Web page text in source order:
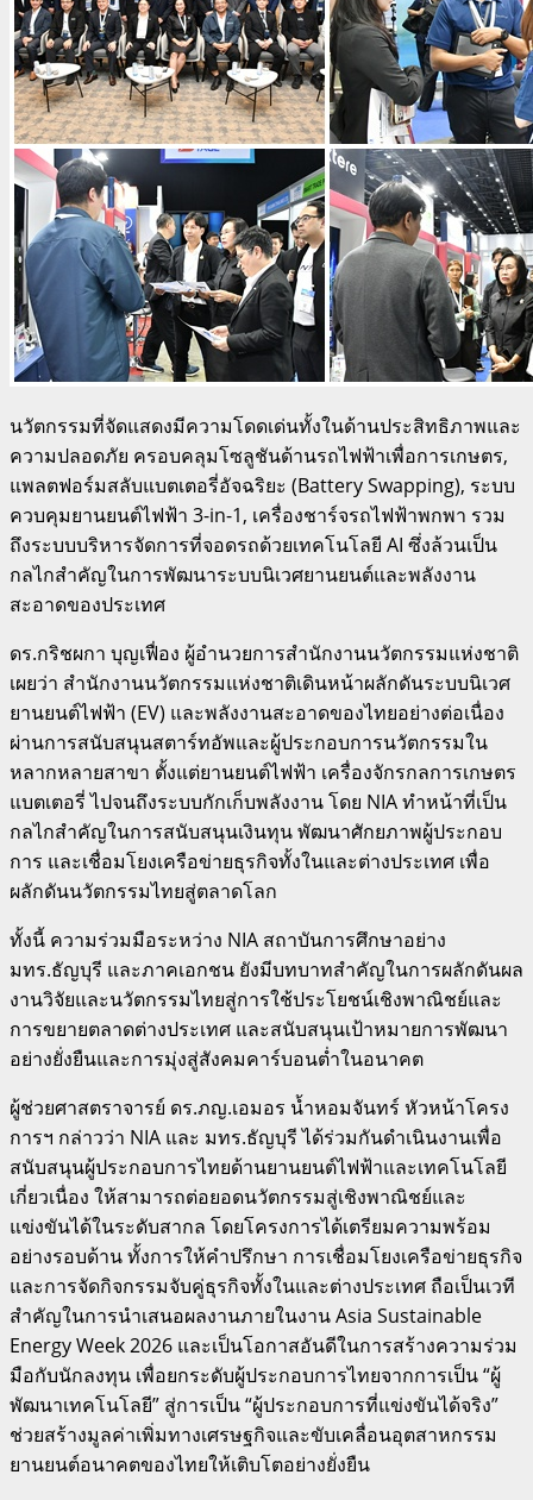
นวัตกรรมที่จัดแสดงมีความโดดเด่นทั้งในด้านประสิทธิภาพและ
ความปลอดภัย ครอบคลุมโซลูชันด้านรถไฟฟ้าเพื่อการเกษตร,
แพลตฟอร์มสลับแบตเตอรี่อัจฉริยะ (Battery Swapping), ระบบ
ควบคุมยานยนต์ไฟฟ้า 3-in-1, เครื่องชาร์จรถไฟฟ้าพกพา รวม
ถึงระบบบริหารจัดการที่จอดรถด้วยเทคโนโลยี AI ซึ่งล้วนเป็น
กลไกสำคัญในการพัฒนาระบบนิเวศยานยนต์และพลังงาน
สะอาดของประเทศ
ดร.กริชผกา บุญเฟื่อง ผู้อำนวยการสำนักงานนวัตกรรมแห่งชาติ
เผยว่า สำนักงานนวัตกรรมแห่งชาติเดินหน้าผลักดันระบบนิเวศ
ยานยนต์ไฟฟ้า (EV) และพลังงานสะอาดของไทยอย่างต่อเนื่อง
ผ่านการสนับสนุนสตาร์ทอัพและผู้ประกอบการนวัตกรรมใน
หลากหลายสาขา ตั้งแต่ยานยนต์ไฟฟ้า เครื่องจักรกลการเกษตร
แบตเตอรี่ ไปจนถึงระบบกักเก็บพลังงาน โดย NIA ทำหน้าที่เป็น
กลไกสำคัญในการสนับสนุนเงินทุน พัฒนาศักยภาพผู้ประกอบ
การ และเชื่อมโยงเครือข่ายธุรกิจทั้งในและต่างประเทศ เพื่อ
ผลักดันนวัตกรรมไทยสู่ตลาดโลก
ทั้งนี้ ความร่วมมือระหว่าง NIA สถาบันการศึกษาอย่าง
มทร.ธัญบุรี และภาคเอกชน ยังมีบทบาทสำคัญในการผลักดันผล
งานวิจัยและนวัตกรรมไทยสู่การใช้ประโยชน์เชิงพาณิชย์และ
การขยายตลาดต่างประเทศ และสนับสนุนเป้าหมายการพัฒนา
อย่างยั่งยืนและการมุ่งสู่สังคมคาร์บอนต่ำในอนาคต
ผู้ช่วยศาสตราจารย์ ดร.ภญ.เอมอร น้ำหอมจันทร์ หัวหน้าโครง
การฯ กล่าวว่า NIA และ มทร.ธัญบุรี ได้ร่วมกันดำเนินงานเพื่อ
สนับสนุนผู้ประกอบการไทยด้านยานยนต์ไฟฟ้าและเทคโนโลยี
เกี่ยวเนื่อง ให้สามารถต่อยอดนวัตกรรมสู่เชิงพาณิชย์และ
แข่งขันได้ในระดับสากล โดยโครงการได้เตรียมความพร้อม
อย่างรอบด้าน ทั้งการให้คำปรึกษา การเชื่อมโยงเครือข่ายธุรกิจ
และการจัดกิจกรรมจับคู่ธุรกิจทั้งในและต่างประเทศ ถือเป็นเวที
สำคัญในการนำเสนอผลงานภายในงาน Asia Sustainable
Energy Week 2026 และเป็นโอกาสอันดีในการสร้างความร่วม
มือกับนักลงทุน เพื่อยกระดับผู้ประกอบการไทยจากการเป็น “ผู้
พัฒนาเทคโนโลยี” สู่การเป็น “ผู้ประกอบการที่แข่งขันได้จริง”
ช่วยสร้างมูลค่าเพิ่มทางเศรษฐกิจและขับเคลื่อนอุตสาหกรรม
ยานยนต์อนาคตของไทยให้เติบโตอย่างยั่งยืน